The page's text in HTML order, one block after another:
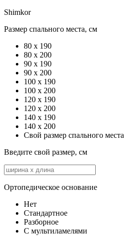
Shimkor
Размер спального места, см
80 x 190
80 x 200
90 x 190
90 x 200
100 x 190
100 x 200
120 х 190
120 x 200
140 x 190
140 x 200
Свой размер спального места
Введите свой размер, см
Ортопедическое основание
Нет
Стандартное
Разборное
С мультиламелями